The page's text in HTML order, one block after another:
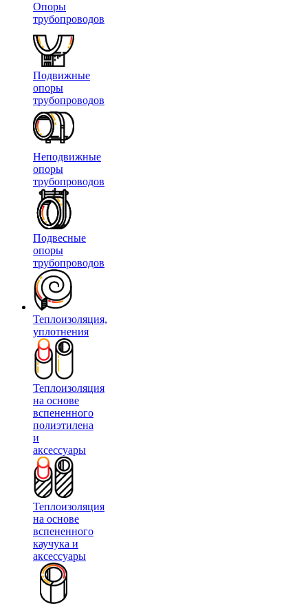
Опоры
трубопроводов
Подвижные
опоры
трубопроводов
Неподвижные
опоры
трубопроводов
Подвесные
опоры
трубопроводов
Теплоизоляция,
уплотнения
Теплоизоляция
на основе
вспененного
полиэтилена
и
аксессуары
Теплоизоляция
на основе
вспененного
каучука и
аксессуары